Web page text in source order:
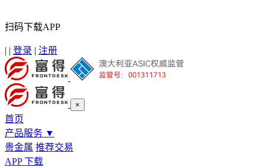
扫码下载APP
| | 登录 | 注册
×
首页
产品服务 ▼
贵金属 推荐交易
APP 下载